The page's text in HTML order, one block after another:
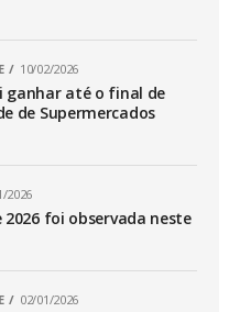
10/02/2026
ganhar até o final de
de Supermercados
2026
foi observada neste
02/01/2026